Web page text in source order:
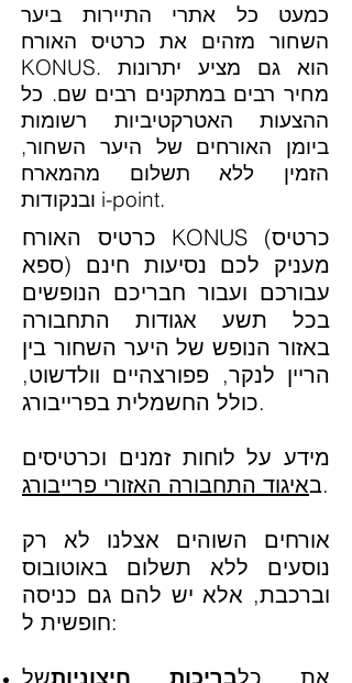
כמעט כל אתרי התיירות ביער
השחור מזהים את כרטיס האורח
KONUS. הוא גם מציע יתרונות
מחיר רבים במתקנים רבים שם. כל
ההצעות האטרקטיביות רשומות
ביומן האורחים של היער השחור,
הזמין ללא תשלום מהמארח
ובנקודות i-point.
כרטיס האורח KONUS (כרטיס
ספא) מעניק לכם נסיעות חינם
עבורכם ועבור חבריכם הנופשים
בכל תשע אגודות התחבורה
באזור הנופש של היער השחור בין
הריין לנקר, פפורצהיים וולדשוט,
כולל החשמלית בפרייבורג.
מידע על לוחות זמנים וכרטיסים
באיגוד התחבורה האזורי פרייבורג .
אורחים השוהים אצלנו לא רק
נוסעים ללא תשלום באוטובוס
וברכבת, אלא יש להם גם כניסה
חופשית ל:
את כלבריכות חיצוניותשל